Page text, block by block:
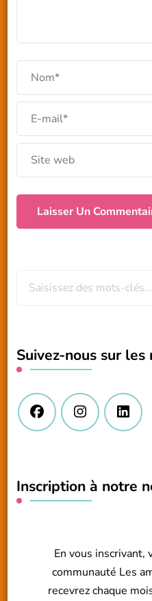
?
Suivez-nous sur les
Inscription à notre
En vous inscrivant,
communauté Les
recevrez chaque